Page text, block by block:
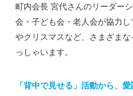
町内会長 宮代さんのリーダー
会・子ども会・老人会が協力
やクリスマスなど、さまざま
っしゃいます。
「背中で見せる」活動から、